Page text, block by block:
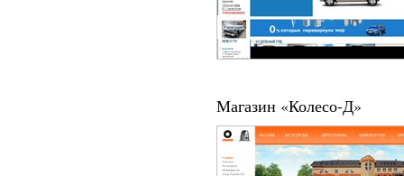
Магазин «Колесо-Д»